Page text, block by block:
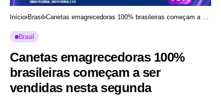
Início Brasil Canetas emagrecedoras 100% brasileiras começam a ser
Brasil
Canetas emagrecedoras 100%
brasileiras começam a ser
vendidas nesta segunda